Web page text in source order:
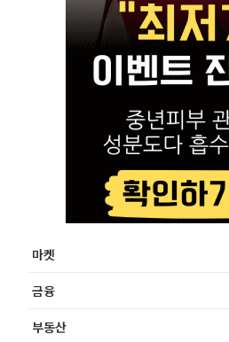
마켓
금융
부동산